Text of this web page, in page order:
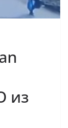
из